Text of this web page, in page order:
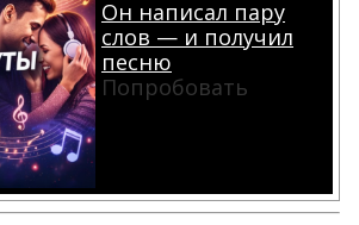
Он написал пару
слов — и получил
песню
Попробовать